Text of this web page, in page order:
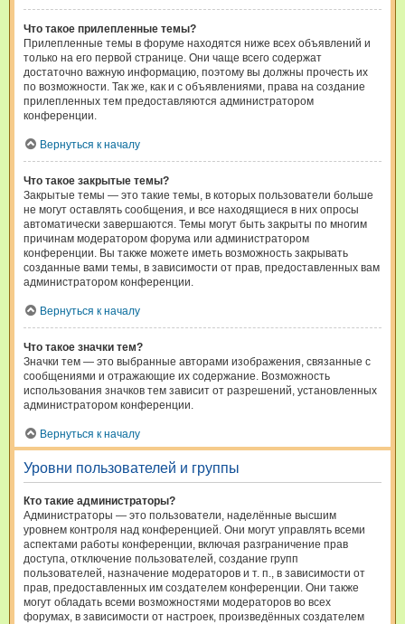
Что такое прилепленные темы?
Прилепленные темы в форуме находятся ниже всех объявлений и
только на его первой странице. Они чаще всего содержат
достаточно важную информацию, поэтому вы должны прочесть их
по возможности. Так же, как и с объявлениями, права на создание
прилепленных тем предоставляются администратором
конференции.
Вернуться к началу
Что такое закрытые темы?
Закрытые темы — это такие темы, в которых пользователи больше
не могут оставлять сообщения, и все находящиеся в них опросы
автоматически завершаются. Темы могут быть закрыты по многим
причинам модератором форума или администратором
конференции. Вы также можете иметь возможность закрывать
созданные вами темы, в зависимости от прав, предоставленных вам
администратором конференции.
Вернуться к началу
Что такое значки тем?
Значки тем — это выбранные авторами изображения, связанные с
сообщениями и отражающие их содержание. Возможность
использования значков тем зависит от разрешений, установленных
администратором конференции.
Вернуться к началу
Уровни пользователей и группы
Кто такие администраторы?
Администраторы — это пользователи, наделённые высшим
уровнем контроля над конференцией. Они могут управлять всеми
аспектами работы конференции, включая разграничение прав
доступа, отключение пользователей, создание групп
пользователей, назначение модераторов и т. п., в зависимости от
прав, предоставленных им создателем конференции. Они также
могут обладать всеми возможностями модераторов во всех
форумах, в зависимости от настроек, произведённых создателем